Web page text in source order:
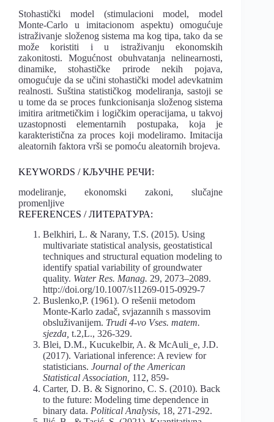
Stohastički model (stimulacioni model, model
Monte-Carlo u imitacionom aspektu) omogućuje
istraživanje složenog sistema ma kog tipa, tako da se
može koristiti i u istraživanju ekonomskih
zakonitosti. Mogućnost obuhvatanja nelinearnosti,
dinamike, stohastičke prirode nekih pojava,
omogućuje da se učini stohastički model adevkatnim
realnosti. Suština statističkog modeliranja, sastoji se
u tome da se proces funkcionisanja složenog sistema
imitira aritmetičkim i logičkim operacijama, u takvoj
uzastopnosti elementarnih postupaka, koja je
karakteristična za proces koji modeliramo. Imitacija
aleatornih faktora vrši se pomoću aleatornih brojeva.
KEYWORDS / КЉУЧНЕ РЕЧИ:
modeliranje, ekonomski zakoni, slučajne
promenljive
REFERENCES / ЛИТЕРАТУРА:
Belkhiri, L. & Narany, T.S. (2015). Using
multivariate statistical analysis, geostatistical
techniques and structural equation modeling to
identify spatial variability of groundwater
quality. Water Res. Manag. 29, 2073–2089.
http://doi.org/10.1007/s11269-015-0929-7
Buslenko,P. (1961). O rešenii metodom
Monte-Karlo zadač, svjazannih s massovim
obsluživanijem. Trudi 4-vo Vses. matem.
sjezda, t.2,L., 326-329.
Blei, D.M., Kucukelbir, A. & McAuli_e, J.D.
(2017). Variational inference: A review for
statisticians. Journal of the American
Statistical Association, 112, 859-
Carter, D. B. & Signorino, C. S. (2010). Back
to the future: Modeling time dependence in
binary data. Political Analysis, 18, 271-292.